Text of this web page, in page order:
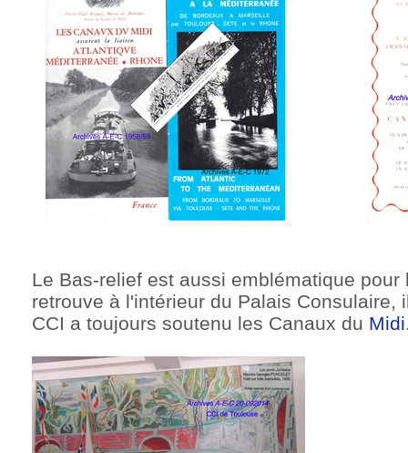
Le Bas-relief est aussi emblématique
retrouve à l'intérieur du Palais Consulaire,
CCI a toujours soutenu les Canaux du Midi